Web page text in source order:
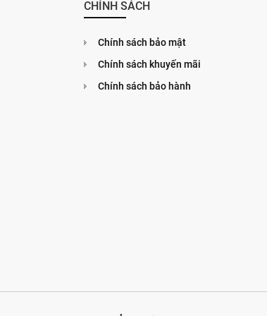
CHÍNH SÁCH
Chính sách bảo mật
Chính sách khuyến mãi
Chính sách bảo hành